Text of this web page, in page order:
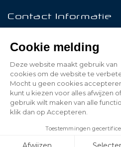
Contact Informatie
Mijn Account
Cookie melding
Deze website maakt gebruik van
cookies om de website te
Mocht u geen cookies
kunt u kiezen voor alles afwijzen
gebruik wilt maken van alle
klik dan op Accepteren.
Toestemmingen